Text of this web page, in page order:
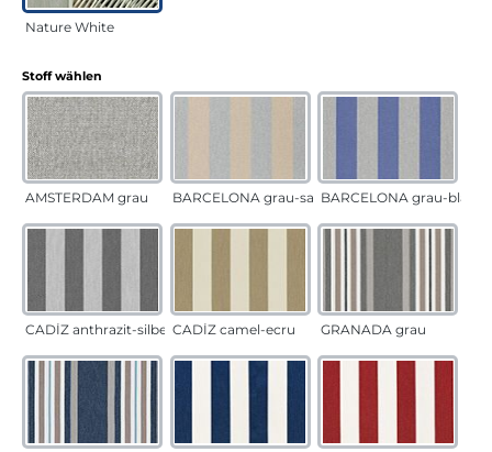
Nature White
Stoff wählen
AMSTERDAM grau BARCELONA grau-sandBARCELONA grau-blau
CADÍZ anthrazit-silber CADÍZ camel-ecru GRANADA grau